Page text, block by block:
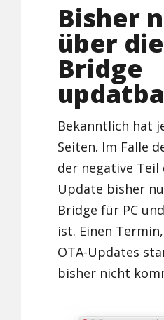
Bisher
über
Bridge
Bekanntlich hat
Seiten. Im Falle
der negative Teil
Update bisher
Bridge für PC
ist. Einen
OTA-Updates
bisher nicht